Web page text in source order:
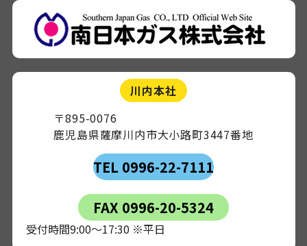
川内本社
〒895-0076
鹿児島県薩摩川内市大小路町3447番地
TEL 0996-22-7111
FAX 0996-20-5324
受付時間9:00～17:30 ※平日